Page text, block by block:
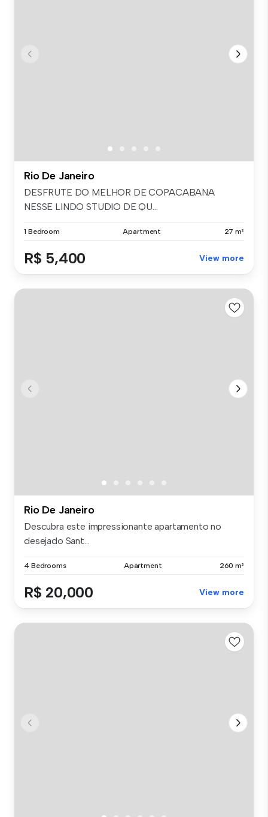
Rio De Janeiro
DESFRUTE DO MELHOR DE COPACABANA
NESSE LINDO STUDIO DE QU...
1 Bedroom Apartment 27 m²
R$ 5,400 View more
Rio De Janeiro
Descubra este impressionante apartamento no
desejado Sant...
4 Bedrooms Apartment 260 m²
R$ 20,000 View more